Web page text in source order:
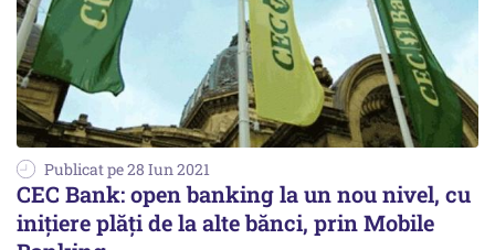
Publicat pe 28 Iun 2021
CEC Bank: open banking la un nou nivel, cu
inițiere plăți de la alte bănci, prin Mobile